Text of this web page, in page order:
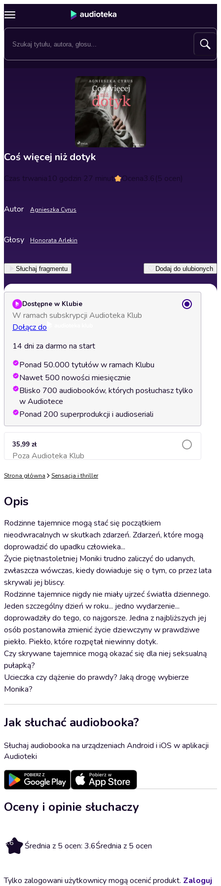
Coś więcej niż dotyk
Czas trwania10 godzin 27 minut Ocena3.6(5 ocen)
Autor Agnieszka Cyrus
Głosy Honorata Arlekin
Słuchaj fragmentu Dodaj do ulubionych
Dostępne w Klubie
W ramach subskrypcji Audioteka Klub
Dołącz do
14 dni za darmo na start
Ponad 50.000 tytułów w ramach Klubu
Nawet 500 nowości miesięcznie
Blisko 700 audiobooków, których posłuchasz tylko
w Audiotece
Ponad 200 superprodukcji i audioseriali
35,99 zł
Poza Audioteka KlubDodaj do koszyka
Strona główna Sensacja i thriller
Opis
Rodzinne tajemnice mogą stać się początkiem
nieodwracalnych w skutkach zdarzeń. Zdarzeń, które mogą
doprowadzić do upadku człowieka...
Życie piętnastoletniej Moniki trudno zaliczyć do udanych,
zwłaszcza wówczas, kiedy dowiaduje się o tym, co przez lata
skrywali jej bliscy.
Rodzinne tajemnice nigdy nie miały ujrzeć światła dziennego.
Jeden szczególny dzień w roku... jedno wydarzenie...
doprowadziły do tego, co najgorsze. Jedna z najbliższych jej
osób postanowiła zmienić życie dziewczyny w prawdziwe
piekło. Piekło, które rozpętał niewinny dotyk.
Czy skrywane tajemnice mogą okazać się dla niej seksualną
pułapką?
Ucieczka czy dążenie do prawdy? Jaką drogę wybierze
Monika?
Jak słuchać audiobooka?
Słuchaj audiobooka na urządzeniach Android i iOS w aplikacji
Audioteki
Oceny i opinie słuchaczy
3.6 Średnia z 5 ocen: 3.6Średnia z 5 ocen
Tylko zalogowani użytkownicy mogą ocenić produkt. Zaloguj